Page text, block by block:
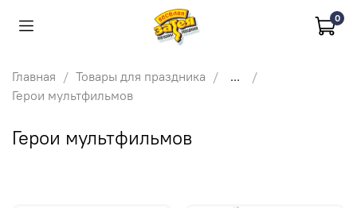
0
Главная Товары для праздника
...
Герои мультфильмов
Герои мультфильмов